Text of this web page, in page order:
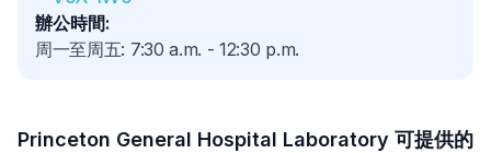
辦公時間:
周一至周五: 7:30 a.m. -12:30 p.m.
Princeton General Hospital Laboratory 可提供的